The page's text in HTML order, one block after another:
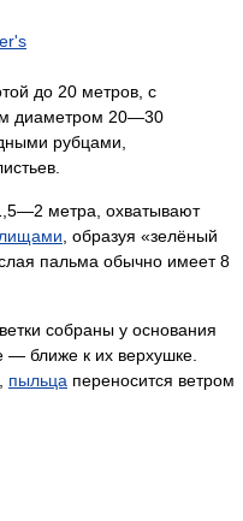
до 20 метров, с
диаметром 20—30
рубцами,
метра, охватывают
, образуя «зелёный
пальма обычно имеет 8
собраны у основания
— ближе к их верхушке.
пыльца переносится ветром